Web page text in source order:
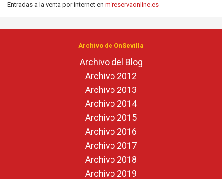
Entradas a la venta por internet en mireservaonline.es
Archivo de OnSevilla
Archivo del Blog
Archivo 2012
Archivo 2013
Archivo 2014
Archivo 2015
Archivo 2016
Archivo 2017
Archivo 2018
Archivo 2019